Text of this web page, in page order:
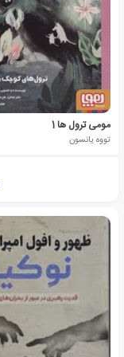
مومی ترول ها 1
تووه یانسون